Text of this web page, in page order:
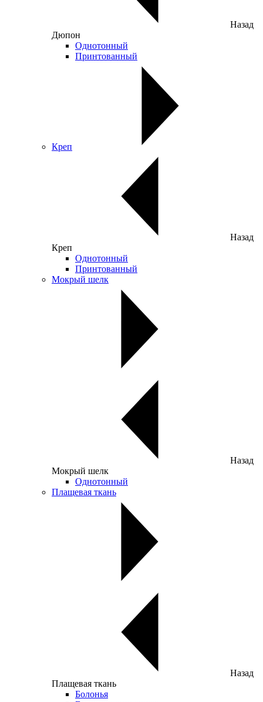
Назад
Дюпон
Однотонный
Принтованный
Креп
Назад
Креп
Однотонный
Принтованный
Мокрый шелк
Назад
Мокрый шелк
Однотонный
Плащевая ткань
Назад
Плащевая ткань
Болонья